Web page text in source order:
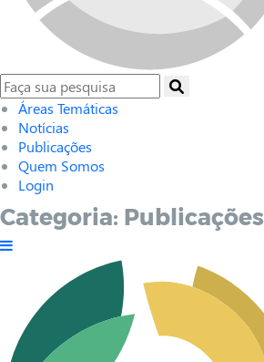
Áreas Temáticas
Notícias
Publicações
Quem Somos
Login
Categoria: Publicações